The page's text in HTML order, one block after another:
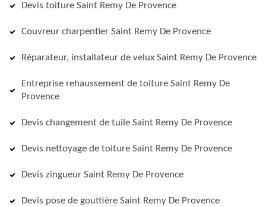
Devis toiture Saint Remy De Provence
Couvreur charpentier Saint Remy De Provence
Réparateur, installateur de velux Saint Remy De Provence
Entreprise rehaussement de toiture Saint Remy De
Provence
Devis changement de tuile Saint Remy De Provence
Devis nettoyage de toiture Saint Remy De Provence
Devis zingueur Saint Remy De Provence
Devis pose de gouttière Saint Remy De Provence